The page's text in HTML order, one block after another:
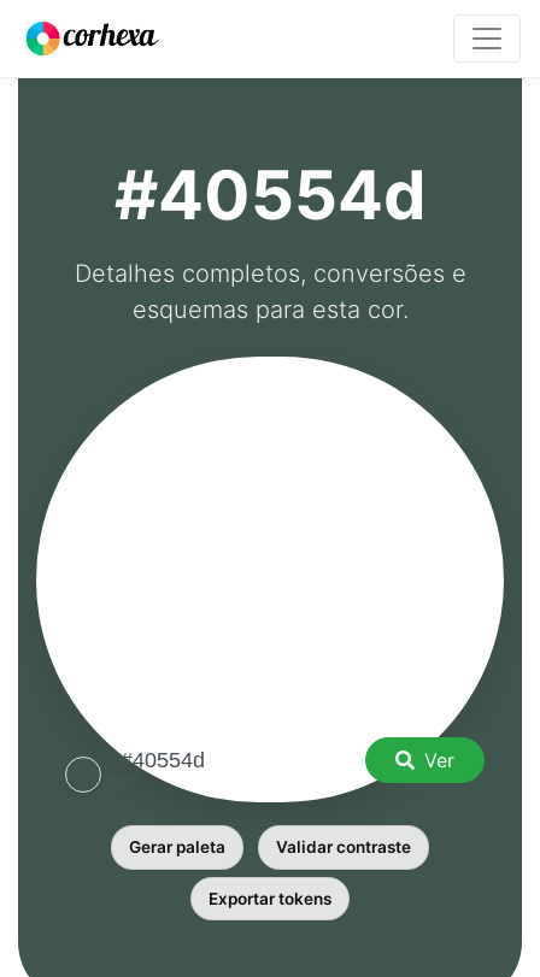
#40554d
Detalhes completos, conversões e
esquemas para esta cor.
Ver
Gerar paleta Validar contraste
Exportar tokens